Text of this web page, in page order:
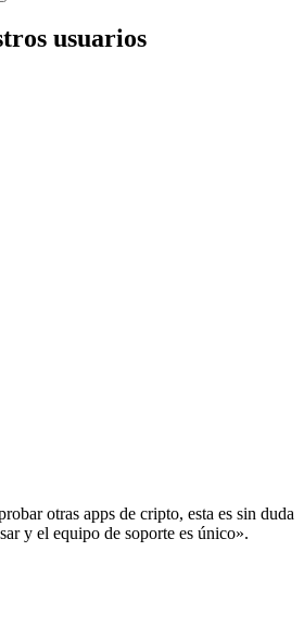
usuarios
otras apps de cripto, esta es sin duda
y el equipo de soporte es único».